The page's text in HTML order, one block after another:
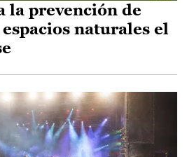
la prevención de
naturales el